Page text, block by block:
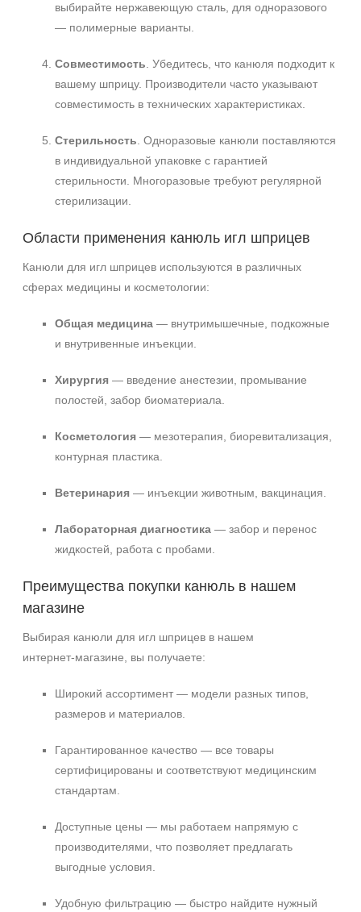
выбирайте нержавеющую сталь, для одноразового
— полимерные варианты.
Совместимость . Убедитесь, что канюля подходит к
вашему шприцу. Производители часто указывают
совместимость в технических характеристиках.
Стерильность . Одноразовые канюли поставляются
в индивидуальной упаковке с гарантией
стерильности. Многоразовые требуют регулярной
стерилизации.
Области применения канюль игл шприцев
Канюли для игл шприцев используются в различных
сферах медицины и косметологии:
Общая медицина — внутримышечные, подкожные
и внутривенные инъекции.
Хирургия — введение анестезии, промывание
полостей, забор биоматериала.
Косметология — мезотерапия, биоревитализация,
контурная пластика.
Ветеринария — инъекции животным, вакцинация.
Лабораторная диагностика — забор и перенос
жидкостей, работа с пробами.
Преимущества покупки канюль в нашем
магазине
Выбирая канюли для игл шприцев в нашем
интернет‑магазине, вы получаете:
Широкий ассортимент — модели разных типов,
размеров и материалов.
Гарантированное качество — все товары
сертифицированы и соответствуют медицинским
стандартам.
Доступные цены — мы работаем напрямую с
производителями, что позволяет предлагать
выгодные условия.
Удобную фильтрацию — быстро найдите нужный